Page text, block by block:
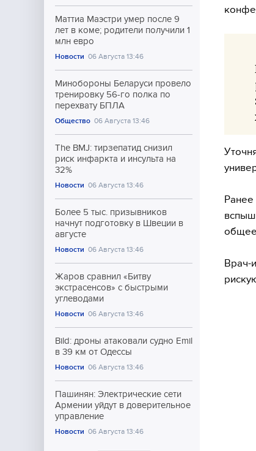
Маттиа Маэстри умер после 9
лет в коме; родители получили 1
млн евро
Новости 06 Августа 13:46
Минобороны Беларуси провело
тренировку 56-го полка по
перехвату БПЛА
Общество 06 Августа 13:46
The BMJ: тирзепатид снизил
риск инфаркта и инсульта на
32%
Новости 06 Августа 13:46
Более 5 тыс. призывников
начнут подготовку в Швеции в
августе
Новости 06 Августа 13:46
Жаров сравнил «Битву
экстрасенсов» с быстрыми
углеводами
Новости 06 Августа 13:46
Bild: дроны атаковали судно Emil
в 39 км от Одессы
Новости 06 Августа 13:46
Пашинян: Электрические сети
Армении уйдут в доверительное
управление
Новости 06 Августа 13:46
Ранее
общее
Врач-